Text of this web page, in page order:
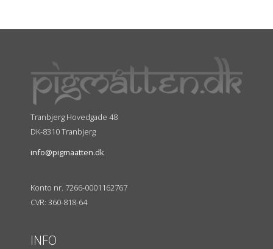
Tranbjerg Hovedgade 48
DK-8310 Tranbjerg
info@pigmaatten.dk
Konto nr. 7266-0001162767
CVR: 360-818-64
INFO